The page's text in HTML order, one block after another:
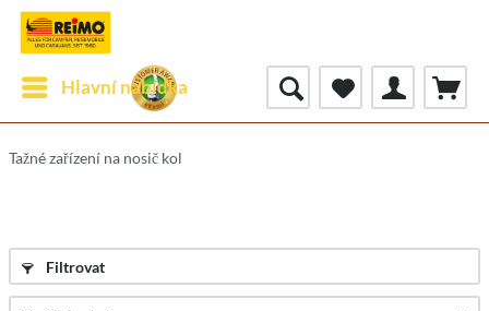
Hlavní nabídka
Tažné zařízení na nosič kol
Filtrovat